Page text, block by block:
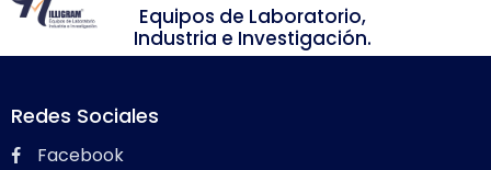
Equipos de Laboratorio,
Industria e Investigación.
Redes Sociales
Facebook